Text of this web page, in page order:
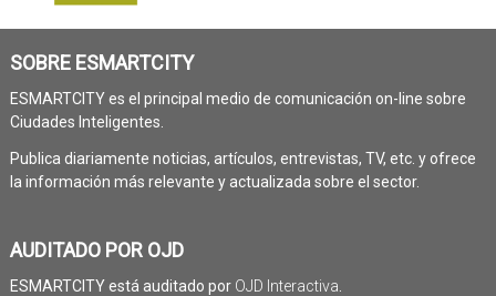
SOBRE ESMARTCITY
ESMARTCITY es el principal medio de comunicación on-line sobre
Ciudades Inteligentes.
Publica diariamente noticias, artículos, entrevistas, TV, etc. y ofrece
la información más relevante y actualizada sobre el sector.
AUDITADO POR OJD
ESMARTCITY está auditado por OJD Interactiva